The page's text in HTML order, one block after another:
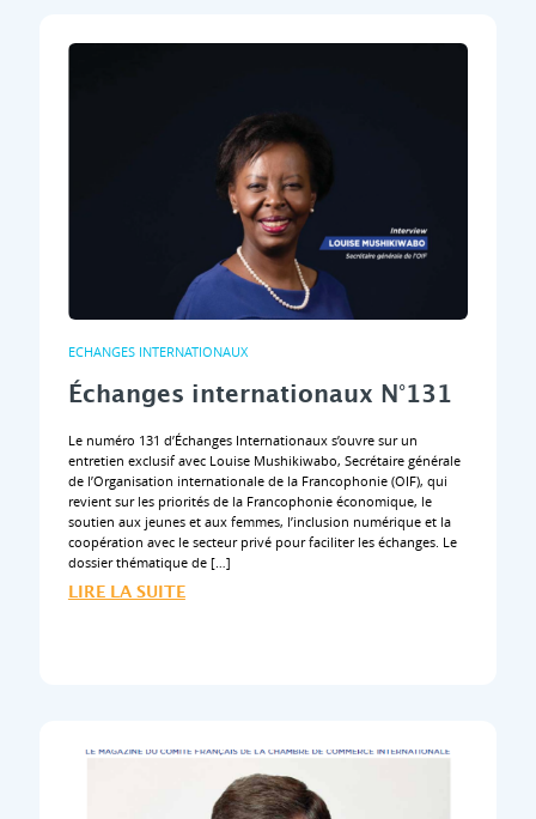
ECHANGES INTERNATIONAUX
Échanges internationaux N°131
Le numéro 131 d’Échanges Internationaux s’ouvre sur un
entretien exclusif avec Louise Mushikiwabo, Secrétaire générale
de l’Organisation internationale de la Francophonie (OIF), qui
revient sur les priorités de la Francophonie économique, le
soutien aux jeunes et aux femmes, l’inclusion numérique et la
coopération avec le secteur privé pour faciliter les échanges. Le
dossier thématique de […]
LIRE LA SUITE